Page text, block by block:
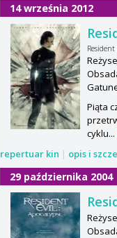
14 września 2012
Piąta
cyklu...
repertuar kin | opis i
29 października 2004